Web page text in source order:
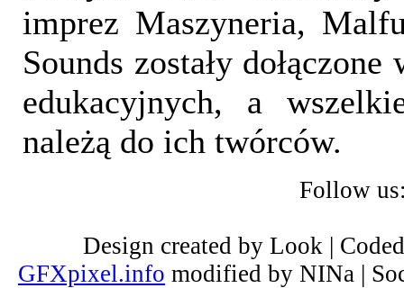
imprez Maszyneria,
Sounds zostały
edukacyjnych, a
należą do ich twórców.
Follow
Design created by Look |
GFXpixel.info modified by NINa |